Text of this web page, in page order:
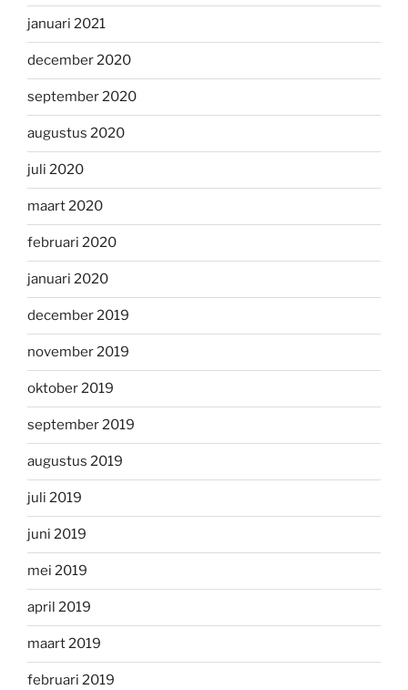
januari 2021
december 2020
september 2020
augustus 2020
juli 2020
maart 2020
februari 2020
januari 2020
december 2019
november 2019
oktober 2019
september 2019
augustus 2019
juli 2019
juni 2019
mei 2019
april 2019
maart 2019
februari 2019